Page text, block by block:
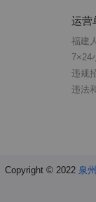
运营
福建
7×24
违规
违法
Copyright © 2022 泉